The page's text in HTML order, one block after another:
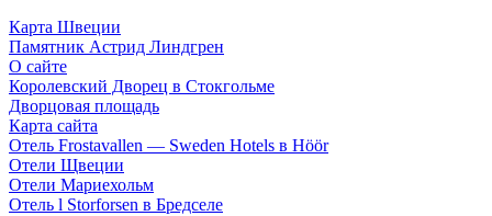
Карта Швеции
Памятник Астрид Линдгрен
О сайте
Королевский Дворец в Стокгольме
Дворцовая площадь
Карта сайта
Отель Frostavallen — Sweden Hotels в Höör
Отели Щвеции
Отели Мариехольм
Отель l Storforsen в Бредселе